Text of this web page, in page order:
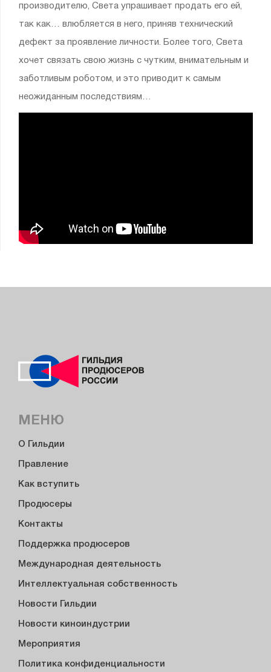
производителю, Света упрашивает продать его ей,
так как… влюбляется в него, приняв технический
дефект за проявление личности. Более того, Света
хочет связать свою жизнь с чутким, внимательным и
заботливым роботом, и это приводит к самым
неожиданным последствиям…
МЕНЮ
О Гильдии
Правление
Как вступить
Продюсеры
Контакты
Поддержка продюсеров
Международная деятельность
Интеллектуальная собственность
Новости Гильдии
Новости киноиндустрии
Мероприятия
Политика конфиденциальности